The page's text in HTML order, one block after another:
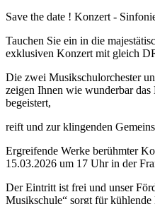
Save the date ! Konzert -
Tauchen Sie ein in die
exklusiven Konzert mit gleich
Die zwei Musikschulorchester
zeigen Ihnen wie wunderbar
begeistert,
reift und zur klingenden
Ergreifende Werke berühmter
15.03.2026 um 17 Uhr in der
Der Eintritt ist frei und unser
Musikschule“ sorgt für